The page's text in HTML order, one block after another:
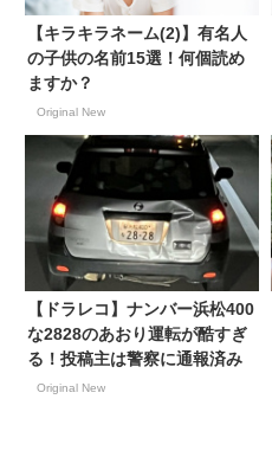
【キラキラネーム(2)】有名人
の子供の名前15選！何個読め
ますか？
Original New
【ドラレコ】ナンバー浜松400
な2828のあおり運転が酷すぎ
る！投稿主は警察に通報済み
Original New